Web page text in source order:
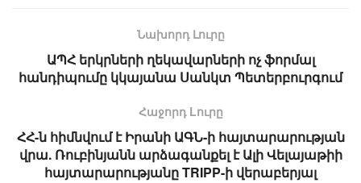
Նախորդ Լուրը
ԱՊՀ երկրների ղեկավարների ոչ ֆորմալ
հանդիպումը կկայանա Սանկտ Պետերբուրգում
Հաջորդ Lուրը
ՀՀ-ն հիմնվում է Իրանի ԱԳՆ-ի հայտարարության
վրա. Ռուբինյանն արձագանքել է Ալի Վելայաթիի
հայտարարությանը TRIPP-ի վերաբերյալ